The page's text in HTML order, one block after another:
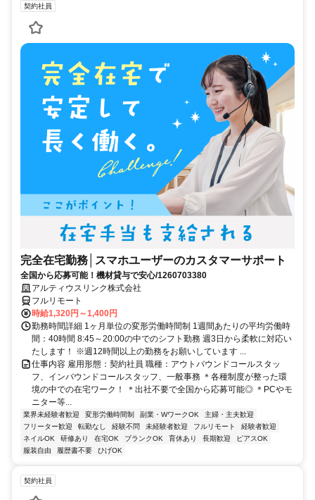
契約社員
完全在宅勤務│スマホユーザーのカスタマーサポート
全国から応募可能！機材貸与で安心/1260703380
アルティウスリンク株式会社
フルリモート
時給1,320円～1,400円
勤務時間詳細 1ヶ月単位の変形労働時間制 1週間あたりの平均労働時
間：40時間 8:45～20:00の中でのシフト勤務 週3日から柔軟に対応い
たします！ ※週12時間以上の勤務をお願いしています ...
仕事内容 雇用形態：契約社員 職種：アウトバウンドコールスタッ
フ、インバウンドコールスタッフ、一般事務 ＊各種制度が整った環
境の中での在宅ワーク！ ＊出社不要で全国から応募可能◎ ＊PCやモ
ニター等...
業界未経験者歓迎 変形労働時間制 副業・WワークOK
主婦・主夫歓迎
フリーター歓迎
転勤なし 経験不問 未経験者歓迎 フルリモート
経験者歓迎
ネイルOK
研修あり 在宅OK ブランクOK 育休あり 長期歓迎
ピアスOK
服装自由
履歴書不要 ひげOK
契約社員